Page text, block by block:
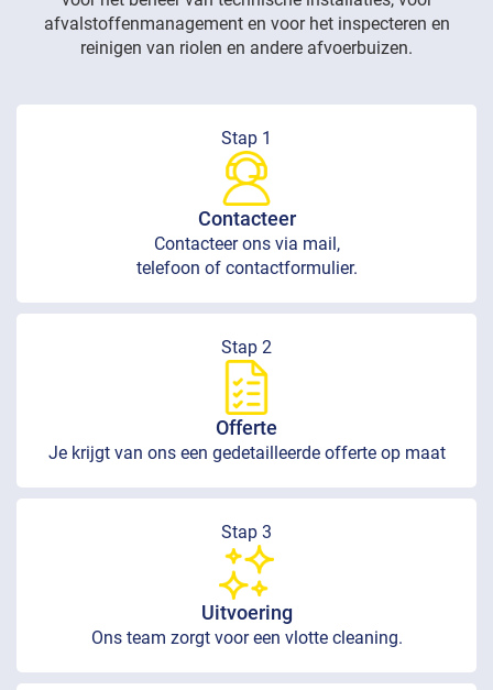
afvalstoffenmanagement en voor het inspecteren en
reinigen van riolen en andere afvoerbuizen.
Stap 1
Contacteer
Contacteer ons via mail,
telefoon of contactformulier.
Stap 2
Offerte
Je krijgt van ons een gedetailleerde offerte op maat
Stap 3
Uitvoering
Ons team zorgt voor een vlotte cleaning.